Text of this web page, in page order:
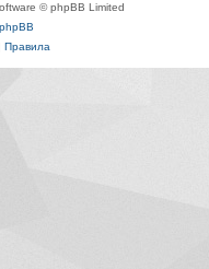
© phpBB Limited
Правила